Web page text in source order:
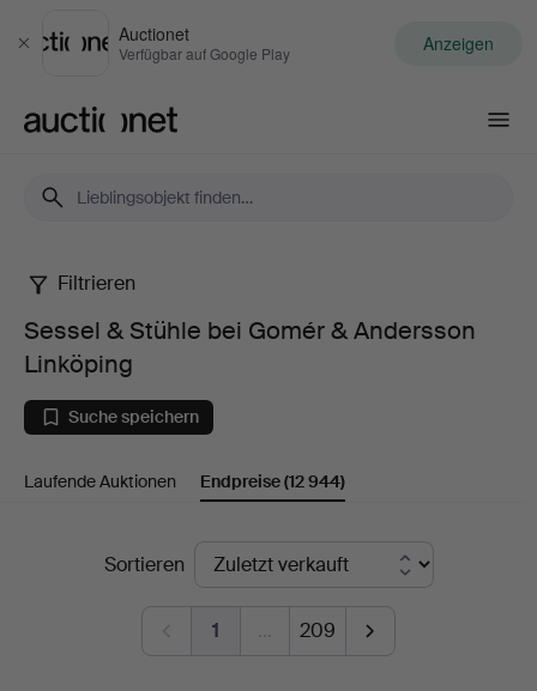
Schließen
Auctionet
Verfügbar auf Google Play Anzeigen
Sessel
Stühle
bei
Andersson
Filtrieren
Sessel & Stühle bei Gomér & Andersson
Linköping
Suche speichern
Laufende Auktionen Endpreise(12 944)
EndpreiseSortieren
1 … 209